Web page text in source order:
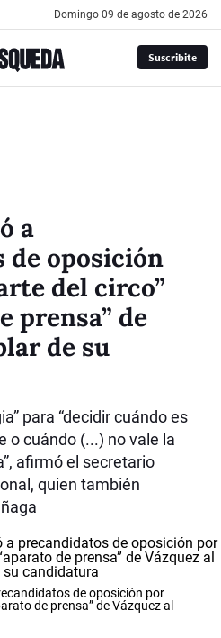
domingo 09 de agosto de 2026
Suscribite
a
de oposición
del circo”
prensa” de
de su
para “decidir cuándo es
o cuándo (...) no vale la
afirmó el secretario
quien también
de oposición por
de prensa” de Vázquez al